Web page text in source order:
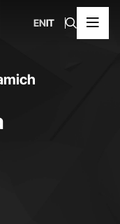
ENIT